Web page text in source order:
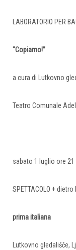
LABORATORIO PER
“Copiamo!”
a cura di Lutkovno
Teatro Comunale
sabato 1 luglio ore 21
SPETTACOLO +
prima italiana
Lutkovno gledališče,